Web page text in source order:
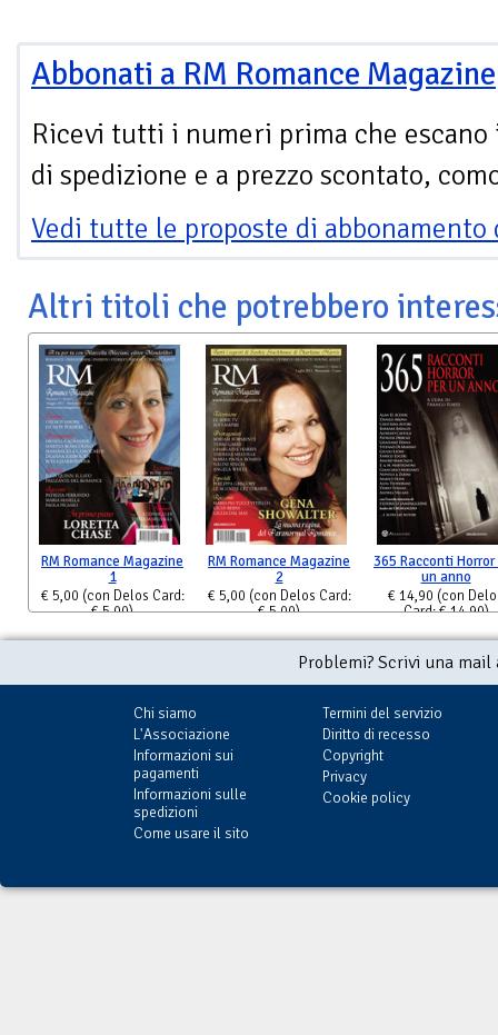
Abbonati a RM Romance Magazine
Ricevi tutti i numeri prima che escano
di spedizione e a prezzo scontato,
Vedi tutte le proposte di
Altri titoli che potrebbero
RM Romance Magazine
1
€ 5,00 (con Delos Card:
€ 5,00)
RM Romance Magazine
2
€ 5,00 (con Delos Card:
€ 5,00)
365 Racconti Horror
un anno
€ 14,90 (con
Card: € 14,90)
Problemi? Scrivi una
Chi siamo
L'Associazione
Informazioni sui
pagamenti
Informazioni sulle
spedizioni
Come usare il sito
Termini del servizio
Diritto di recesso
Copyright
Privacy
Cookie policy